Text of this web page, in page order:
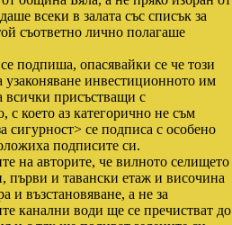
всеки в залата със списък за
съответно лично полагаше
подпиша, опасявайки се че този
инвестиционното им
всички присъстващи с
което аз категорично не съм
сигурност> се подписа с особено
подписите си.
на авторите, че вилното селището
първи и тавански етаж и височина
и възстановяване, а не за
канални води ще се пречистват до